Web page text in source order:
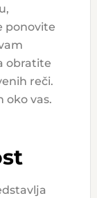
ponovite
obratite
reči.
oko vas.